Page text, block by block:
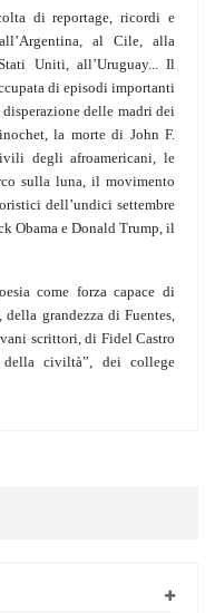
di reportage, ricordi e
al Cile, alla
Uniti, all’Uruguay... Il
di episodi importanti
delle madri dei
la morte di John F.
degli afroamericani, le
sulla luna, il movimento
dell’undici settembre
Obama e Donald Trump, il
come forza capace di
grandezza di Fuentes,
scrittori, di Fidel Castro
civiltà”, dei college